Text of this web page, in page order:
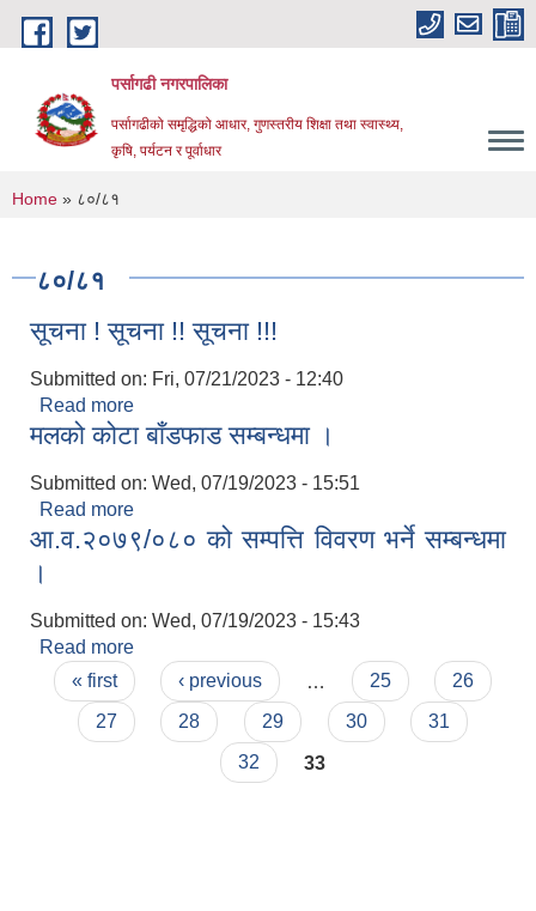
Skip to main content
पर्सागढी नगरपालिका
पर्सागढीको समृद्धिको आधार, गुणस्तरीय शिक्षा तथा स्वास्थ्य,
कृषि, पर्यटन र पूर्वाधार
You are here
Home » ८०/८१
८०/८१
सूचना ! सूचना !! सूचना !!!
Submitted on: Fri, 07/21/2023 - 12:40
Read more
मलको कोटा बाँडफाड सम्बन्धमा ।
Submitted on: Wed, 07/19/2023 - 15:51
Read more
आ.व.२०७९/०८० को सम्पत्ति विवरण भर्ने सम्बन्धमा
।
Submitted on: Wed, 07/19/2023 - 15:43
Read more
Pages
« first ‹ previous 25
26
27
28 29 30
31
32
33